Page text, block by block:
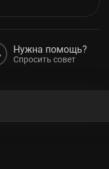
Нужна помощь?
Спросить совет